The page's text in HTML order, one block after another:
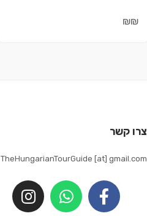
₪₪
צרו קשר
TheHungarianTourGuide [at] gmail.com